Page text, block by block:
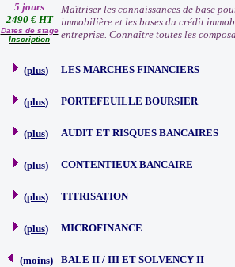
5 jours
2490 € HT
Dates de stage
Inscription
Maîtriser les connaissances de base
immobilière et les bases du crédit
entreprise. Connaître toutes les
(plus) LES MARCHES FINANCIERS
(plus) PORTEFEUILLE BOURSIER
(plus) AUDIT ET RISQUES BANCAIRES
(plus) CONTENTIEUX BANCAIRE
(plus) TITRISATION
(plus) MICROFINANCE
(moins) BALE II / III ET SOLVENCY II